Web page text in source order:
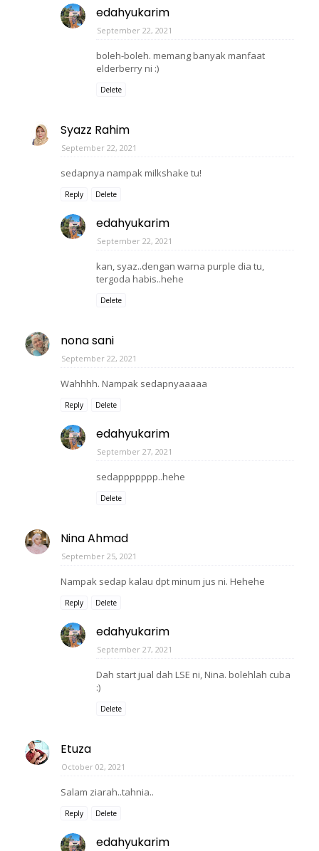
edahyukarim
September 22, 2021
boleh-boleh. memang banyak manfaat
elderberry ni :)
Delete
Syazz Rahim
September 22, 2021
sedapnya nampak milkshake tu!
Reply Delete
edahyukarim
September 22, 2021
kan, syaz..dengan warna purple dia tu,
tergoda habis..hehe
Delete
nona sani
September 22, 2021
Wahhhh. Nampak sedapnyaaaaa
Reply Delete
edahyukarim
September 27, 2021
sedappppppp..hehe
Delete
Nina Ahmad
September 25, 2021
Nampak sedap kalau dpt minum jus ni. Hehehe
Reply Delete
edahyukarim
September 27, 2021
Dah start jual dah LSE ni, Nina. bolehlah cuba
:)
Delete
Etuza
October 02, 2021
Salam ziarah..tahnia..
Reply Delete
edahyukarim